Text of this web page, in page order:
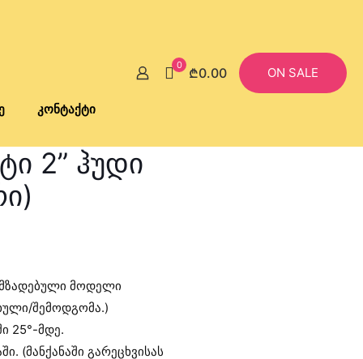
კონტაქტი
0 ₾0.00 ON SALE
2” ჰუდი
მოდელი
შემოდგომა.)
25°-მდე.
(მანქანაში გარეცხვისას